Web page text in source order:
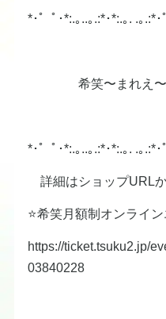
*･゜ﾟ･*:.｡..｡.:*･*:.｡. .｡.:*･
希笑〜まれえ〜
*･゜ﾟ･*:.｡..｡.:*･*:.｡. .｡.:*･
詳細はショップURL
⭐️希笑月額制オンライ
https://ticket.tsuku2.jp/
03840228